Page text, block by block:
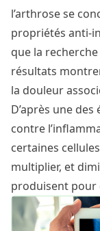
l’arthrose se
propriétés anti-
que la
résultats
la douleur
D’après une
contre
certaines
multiplier, et
produisent pour